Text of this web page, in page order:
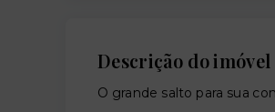
Descrição do imóvel
O grande salto para sua